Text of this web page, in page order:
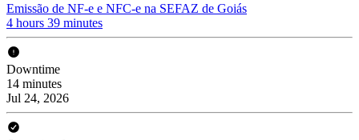
Emissão de NF-e e NFC-e na SEFAZ de Goiás
4 hours 39 minutes
Downtime
14 minutes
Jul 24, 2026